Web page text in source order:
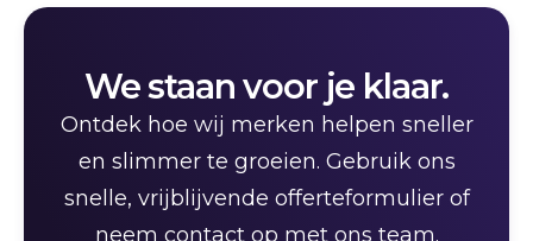
We staan voor je klaar.
Ontdek hoe wij merken helpen sneller
en slimmer te groeien. Gebruik ons
snelle, vrijblijvende offerteformulier of
neem contact op met ons team.